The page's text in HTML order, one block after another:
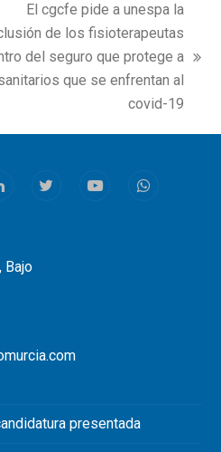
El cgcfe pide a unespa la
de los fisioterapeutas
del seguro que protege a
que se enfrentan al
covid-19
TwitterYoutubeWhatsapp
Bajo
presentada